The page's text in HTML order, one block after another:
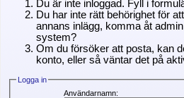
Du är inte inloggad. Fyll i
Du har inte rätt behörighet för
annans inlägg, komma åt
system?
Om du försöker att posta, kan
konto, eller så väntar det på
Logga in
Användarnamn: